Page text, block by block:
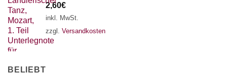
2,60€
inkl. MwSt.
zzgl. Versandkosten
BELIEBT